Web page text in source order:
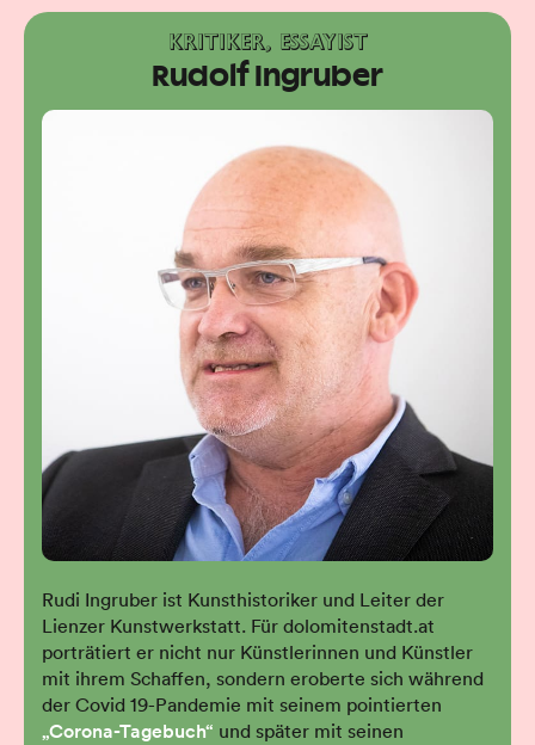
KRITIKER, ESSAYIST
Rudolf Ingruber
Rudi Ingruber ist Kunsthistoriker und Leiter der
Lienzer Kunstwerkstatt. Für dolomitenstadt.at
porträtiert er nicht nur Künstlerinnen und Künstler
mit ihrem Schaffen, sondern eroberte sich während
der Covid 19-Pandemie mit seinem pointierten
„Corona-Tagebuch“ und später mit seinen